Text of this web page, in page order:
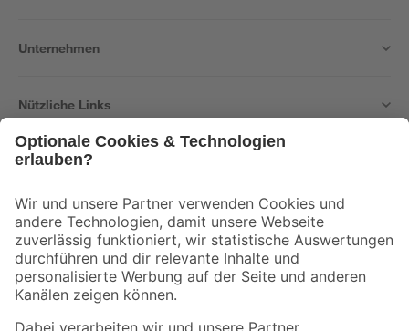
Unternehmen
Nützliche Links
Der toom Newsletter: Keine Angebote und Aktionen mehr verpassen!
Zur Newsletter Anmeldung
Folge uns